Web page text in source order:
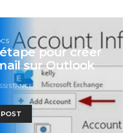
pour créer
sur Outlook